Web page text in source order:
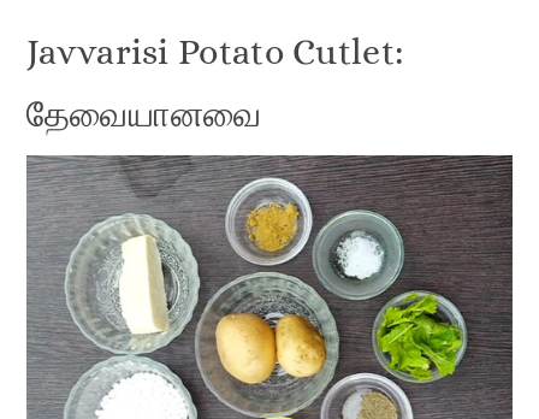
Javvarisi Potato Cutlet:
தேவையானவை